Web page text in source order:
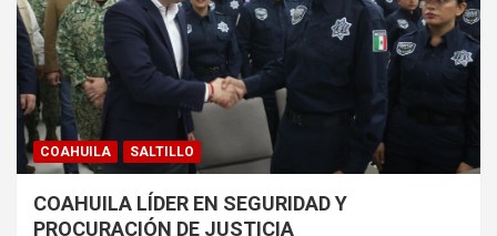
COAHUILA SALTILLO
COAHUILA LÍDER EN SEGURIDAD Y
PROCURACIÓN DE JUSTICIA